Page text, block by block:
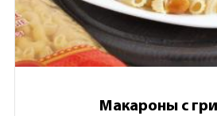
Макароны с